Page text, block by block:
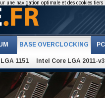
BASE OVERCLOCKING
1151 Intel Core LGA 2011-v3
une navigation optimale et des cookies